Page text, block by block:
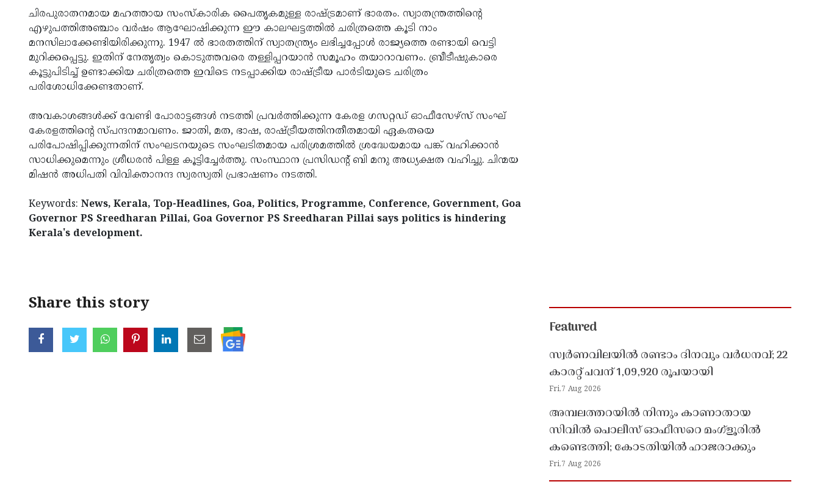
ചിരപുരാതനമായ മഹത്തായ സംസ്കാരിക പൈതൃകമുള്ള രാഷ്ട്രമാണ് ഭാരതം. സ്വാതന്ത്രത്തിന്റെ
എഴുപത്തിഅഞ്ചാം വർഷം ആഘോഷിക്കുന്ന ഈ കാലഘട്ടത്തിൽ ചരിത്രത്തെ കൂടി നാം
മനസിലാക്കേണ്ടിയിരിക്കുന്നു. 1947 ൽ ഭാരതത്തിന് സ്വാതന്ത്ര്യം ലഭിച്ചപ്പോൾ രാജ്യത്തെ രണ്ടായി വെട്ടി
മുറിക്കപ്പെട്ടു. ഇതിന് നേതൃത്വം കൊടുത്തവരെ തള്ളിപ്പറയാൻ സമൂഹം തയാറാവണം. ബ്രീടീഷുകാരെ
കൂട്ടുപിടിച്ച് ഉണ്ടാക്കിയ ചരിത്രത്തെ ഇവിടെ നടപ്പാക്കിയ രാഷ്ട്രീയ പാർടിയുടെ ചരിത്രം
പരിശോധിക്കേണ്ടതാണ്.
അവകാശങ്ങൾക്ക് വേണ്ടി പോരാട്ടങ്ങൾ നടത്തി പ്രവർത്തിക്കുന്ന കേരള ഗസറ്റഡ് ഓഫീസേഴ്സ് സംഘ്
കേരളത്തിന്റെ സ്പന്ദനമാവണം. ജാതി, മത, ഭാഷ, രാഷ്ട്രീയത്തിനതീതമായി ഏകതയെ
പരിപോഷിപ്പിക്കുന്നതിന് സംഘടനയുടെ സംഘടിതമായ പരിശ്രമത്തിൽ ശ്രദ്ധേയമായ പങ്ക് വഹിക്കാൻ
സാധിക്കുമെന്നും ശ്രീധരൻ പിള്ള കൂട്ടിച്ചേർത്തു. സംസ്ഥാന പ്രസിഡൻ്റ് ബി മനു അധ്യക്ഷത വഹിച്ചു. ചിന്മയ
മിഷൻ അധിപതി വിവിക്താനന്ദ സ്വരസ്വതി പ്രഭാഷണം നടത്തി.
Keywords: News, Kerala, Top-Headlines, Goa, Politics, Programme, Conference, Government, Goa
Governor PS Sreedharan Pillai, Goa Governor PS Sreedharan Pillai says politics is hindering
Kerala's development.
Share this story
Featured
സ്വർണവിലയിൽ രണ്ടാം ദിനവും വർധനവ്; 22
കാരറ്റ് പവന് 1,09,920 രൂപയായി
Fri,7 Aug 2026
അമ്പലത്തറയിൽ നിന്നും കാണാതായ
സിവിൽ പൊലീസ് ഓഫീസറെ മംഗ്ളൂരിൽ
കണ്ടെത്തി; കോടതിയിൽ ഹാജരാക്കും
Fri,7 Aug 2026